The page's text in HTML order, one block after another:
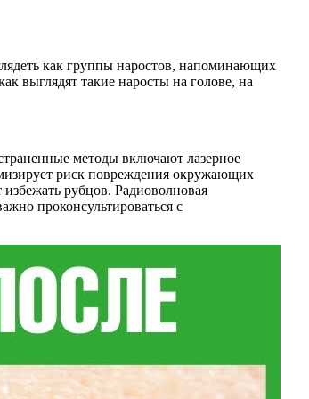
как группы наростов, напоминающих
выглядят такие наросты на голове, на
методы включают лазерное
риск повреждения окружающих
рубцов. Радиоволновая
проконсультироваться с